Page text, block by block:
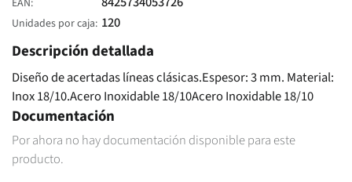
EAN
Unidades por caja 120
Descripción detallada
Diseño de acertadas líneas clásicas.Espesor: 3 mm. Material:
Inox 18/10.Acero Inoxidable 18/10Acero Inoxidable 18/10
Documentación
Por ahora no hay documentación disponible para este
producto.